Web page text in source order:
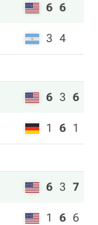
6 6
3 4
6 3 6
1 6 1
6 3 7
1 6 6